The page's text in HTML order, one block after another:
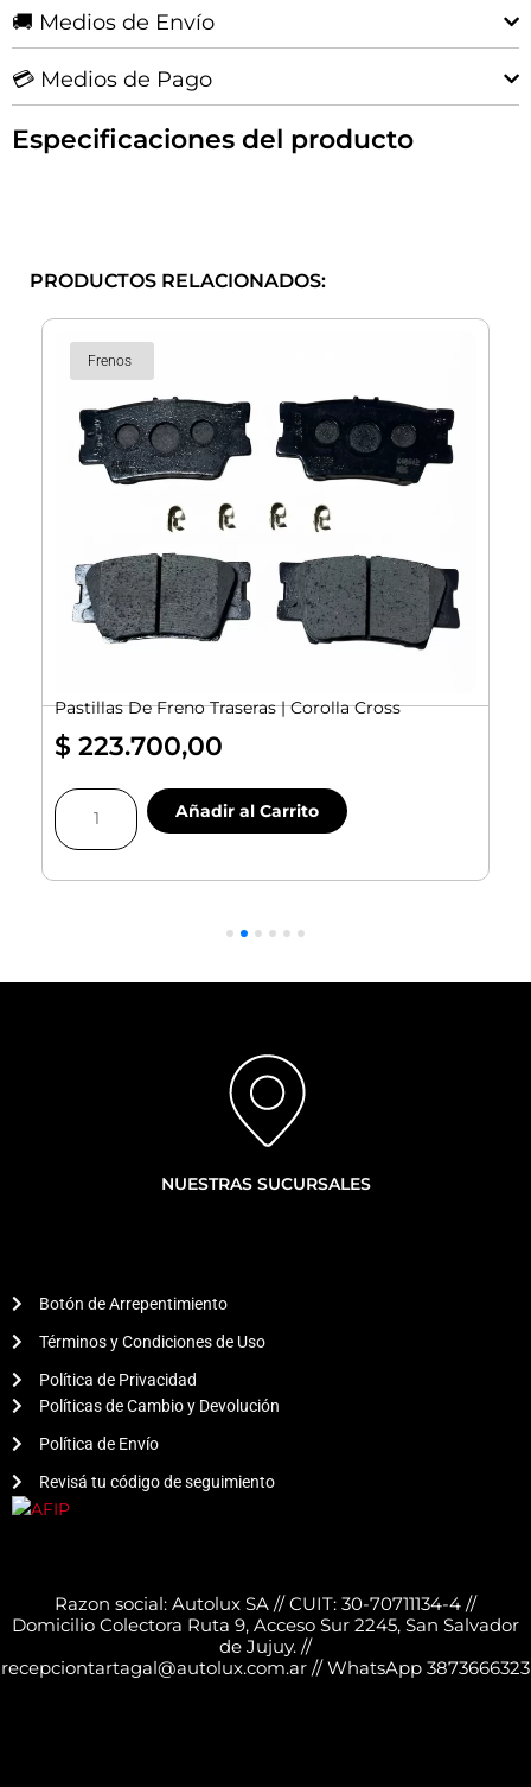
Hilux
2015
🚚 Medios de Envío
💳 Medios de Pago
Especificaciones del producto
PRODUCTOS RELACIONADOS:
Frenos
Pastillas De Freno Traseras | Corolla Cross
$ 223.700,00
Pastillas
Freno
Añadir al Carrito
NUESTRAS SUCURSALES
Botón de Arrepentimiento
Términos y Condiciones de Uso
Política de Privacidad
Políticas de Cambio y Devolución
Política de Envío
Revisá tu código de seguimiento
Razon social: Autolux SA // CUIT: 30-70711134-4 //
Domicilio Colectora Ruta 9, Acceso Sur 2245, San Salvador
de Jujuy. //
recepciontartagal@autolux.com.ar // WhatsApp 3873666323